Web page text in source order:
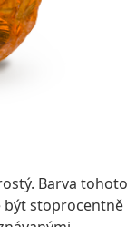
Barva tohoto
být stoprocentně